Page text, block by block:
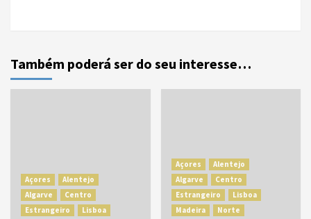
Também poderá ser do seu interesse…
Açores
Alentejo
Algarve
Centro
Estrangeiro
Lisboa
Açores
Alentejo
Algarve
Centro
Estrangeiro
Lisboa
Madeira
Norte